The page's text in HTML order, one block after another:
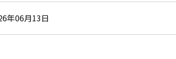
年06月13日